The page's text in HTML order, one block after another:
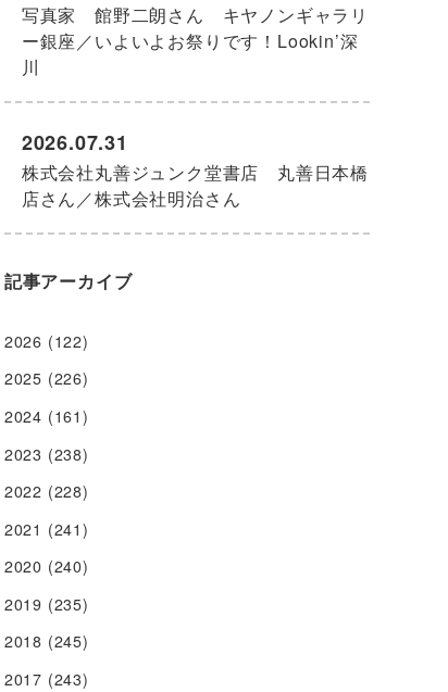
写真家 館野二朗さん キヤノンギャラリ
ー銀座／いよいよお祭りです！Lookin’深
川
株式会社丸善ジュンク堂書店 丸善日本橋
店さん／株式会社明治さん
2026.07.31
記事アーカイブ
2026 (122)
2025 (226)
2024 (161)
2023 (238)
2022 (228)
2021 (241)
2020 (240)
2019 (235)
2018 (245)
2017 (243)